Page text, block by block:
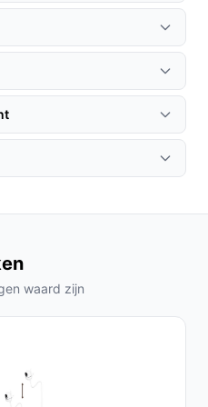
met het basisstation.
Dream-app op je
om verbinding te
ben je klaar om de
Dit garandeert een
monitoren.
levensduur van
dekt.
waard zijn